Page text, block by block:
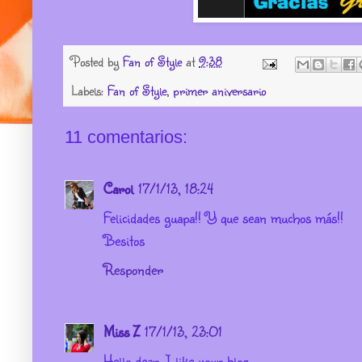
Posted by Fan of Style at9:38
Labels: Fan of Style, primer aniversario
11 comentarios:
Carol 17/1/13, 18:24
Felicidades guapa!! Y que sean muchos más!!
Besitos
Responder
Miss Z 17/1/13, 23:01